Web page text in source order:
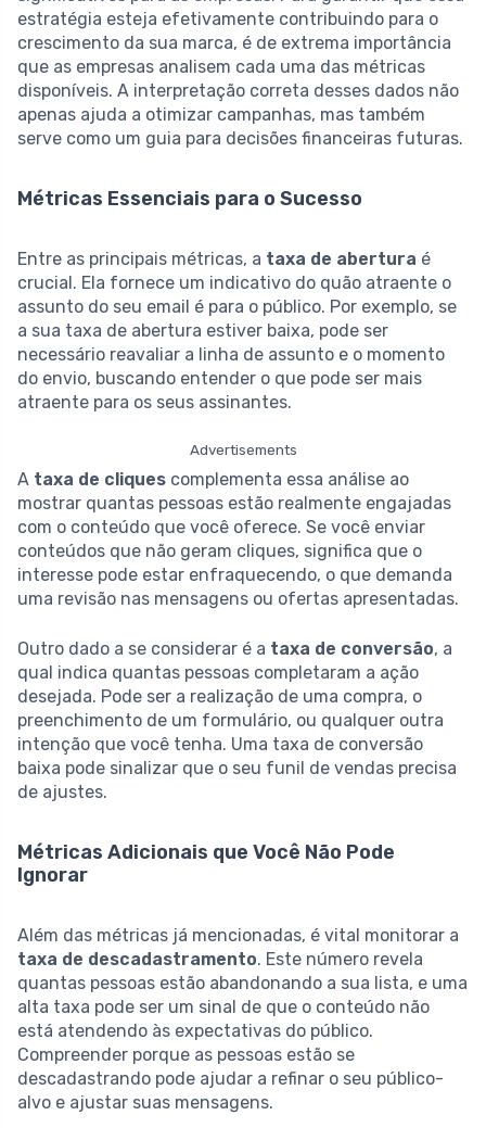
estratégia esteja efetivamente contribuindo para o
crescimento da sua marca, é de extrema importância
que as empresas analisem cada uma das métricas
disponíveis. A interpretação correta desses dados não
apenas ajuda a otimizar campanhas, mas também
serve como um guia para decisões financeiras futuras.
Métricas Essenciais para o Sucesso
Entre as principais métricas, a taxa de abertura é
crucial. Ela fornece um indicativo do quão atraente o
assunto do seu email é para o público. Por exemplo, se
a sua taxa de abertura estiver baixa, pode ser
necessário reavaliar a linha de assunto e o momento
do envio, buscando entender o que pode ser mais
atraente para os seus assinantes.
Advertisements
A taxa de cliques complementa essa análise ao
mostrar quantas pessoas estão realmente engajadas
com o conteúdo que você oferece. Se você enviar
conteúdos que não geram cliques, significa que o
interesse pode estar enfraquecendo, o que demanda
uma revisão nas mensagens ou ofertas apresentadas.
Outro dado a se considerar é a taxa de conversão, a
qual indica quantas pessoas completaram a ação
desejada. Pode ser a realização de uma compra, o
preenchimento de um formulário, ou qualquer outra
intenção que você tenha. Uma taxa de conversão
baixa pode sinalizar que o seu funil de vendas precisa
de ajustes.
Métricas Adicionais que Você Não Pode
Ignorar
Além das métricas já mencionadas, é vital monitorar a
taxa de descadastramento. Este número revela
quantas pessoas estão abandonando a sua lista, e uma
alta taxa pode ser um sinal de que o conteúdo não
está atendendo às expectativas do público.
Compreender porque as pessoas estão se
descadastrando pode ajudar a refinar o seu público-
alvo e ajustar suas mensagens.